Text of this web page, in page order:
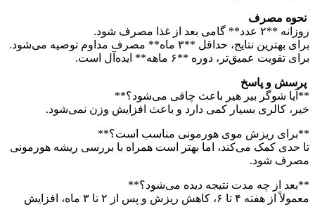
نحوه مصرف
روزانه **۲ عدد** گامی بعد از غذا مصرف شود.
برای بهترین نتایج، حداقل **۳ ماه** مصرف مداوم توصیه می‌شود.
برای تقویت عمیق‌تر، دوره **۶ ماهه** ایده‌آل است.
پرسش و پاسخ
**آیا شوگر بیر هیر باعث چاقی می‌شود؟**
خیر، کالری بسیار کمی دارد و باعث افزایش وزن نمی‌شود.
**برای ریزش موی هورمونی مناسب است؟**
تا حدی کمک می‌کند، اما بهتر است همراه با بررسی ریشه هورمونی
مصرف شود.
**بعد از چه مدت نتیجه دیده می‌شود؟**
معمولاً از هفته ۴ تا ۶، کاهش ریزش و پس از ۲ تا ۳ ماه، افزایش